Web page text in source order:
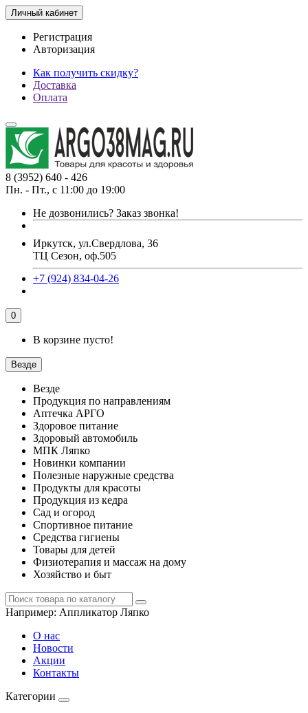
Личный кабинет
Регистрация
Авторизация
Как получить скидку?
Доставка
Оплата
8 (3952) 640 - 426
Пн. - Пт., с 11:00 до 19:00
Не дозвонились? Заказ звонка!
Иркутск, ул.Свердлова, 36
ТЦ Сезон, оф.505
+7 (924) 834-04-26
0
В корзине пусто!
Везде
Везде
Продукция по направлениям
Аптечка АРГО
Здоровое питание
Здоровый автомобиль
МПК Ляпко
Новинки компании
Полезные наружные средства
Продукты для красоты
Продукция из кедра
Сад и огород
Спортивное питание
Средства гигиены
Товары для детей
Физиотерапия и массаж на дому
Хозяйство и быт
Например: Аппликатор Ляпко
О нас
Новости
Акции
Контакты
Категории